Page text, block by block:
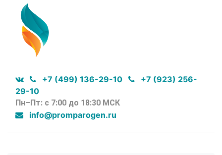
+7 (499) 136-29-10
+7 (923) 256-
29-10
Пн–Пт: с 7:00 до 18:30 МСК
info@promparogen.ru